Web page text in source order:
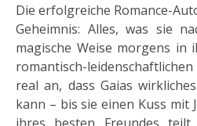
Die erfolgreiche Romance-
Geheimnis: Alles, was sie
magische Weise morgens in
romantisch-
real an, dass Gaias
kann – bis sie einen Kuss mit